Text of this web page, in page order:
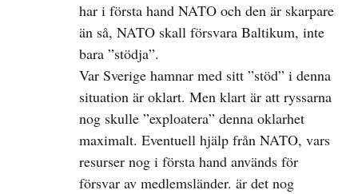
har i första hand NATO och den är skarpare
än så, NATO skall försvara Baltikum, inte
bara ”stödja”.
Var Sverige hamnar med sitt ”stöd” i denna
situation är oklart. Men klart är att ryssarna
nog skulle ”exploatera” denna oklarhet
maximalt. Eventuell hjälp från NATO, vars
resurser nog i första hand används för
försvar av medlemsländer. är det nog